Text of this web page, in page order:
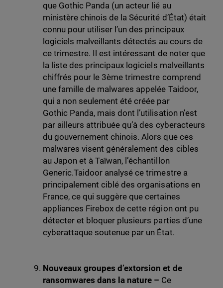
que Gothic Panda (un acteur lié au
ministère chinois de la Sécurité d’État) était
connu pour utiliser l’un des principaux
logiciels malveillants détectés au cours de
ce trimestre. Il est intéressant de noter que
la liste des principaux logiciels malveillants
chiffrés pour le 3ème trimestre comprend
une famille de malwares appelée Taidoor,
qui a non seulement été créée par
Gothic Panda, mais dont l’utilisation n’est
par ailleurs attribuée qu’à des cyberacteurs
du gouvernement chinois. Alors que ces
malwares visent généralement des cibles
au Japon et à Taïwan, l’échantillon
Generic.Taidoor analysé ce trimestre a
principalement ciblé des organisations en
France, ce qui suggère que certaines
appliances Firebox de cette région ont pu
détecter et bloquer plusieurs parties d’une
cyberattaque soutenue par un État.
Nouveaux groupes d’extorsion et de
ransomwares dans la nature – Ce